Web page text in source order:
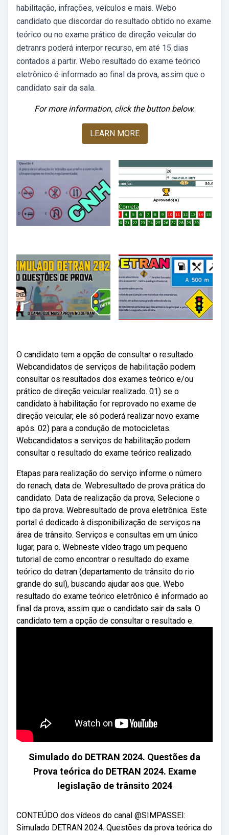
habilitação, infrações, veículos e mais. Webo
candidato que discordar do resultado obtido no exame
teórico ou no exame prático de direção veicular do
detranrs poderá interpor recurso, em até 15 dias
contados a partir. Webo resultado do exame teórico
eletrônico é informado ao final da prova, assim que o
candidato sair da sala.
For more information, click the button below.
LEARN MORE
O candidato tem a opção de consultar o resultado.
Webcandidatos de serviços de habilitação podem
consultar os resultados dos exames teórico e/ou
prático de direção veicular realizado. 01) se o
candidato à habilitação for reprovado no exame de
direção veicular, ele só poderá realizar novo exame
após. 02) para a condução de motocicletas.
Webcandidatos a serviços de habilitação podem
consultar o resultado do exame teórico realizado.
Etapas para realização do serviço informe o número
do renach, data de. Webresultado de prova prática do
candidato. Data de realização da prova. Selecione o
tipo da prova. Webresultado de prova eletrônica. Este
portal é dedicado à disponibilização de serviços na
área de trânsito. Serviços e consultas em um único
lugar, para o. Webneste vídeo trago um pequeno
tutorial de como encontrar o resultado do exame
teórico do detran (departamento de trânsito do rio
grande do sul), buscando ajudar aos que. Webo
resultado do exame teórico eletrônico é informado ao
final da prova, assim que o candidato sair da sala. O
candidato tem a opção de consultar o resultado e.
Simulado do DETRAN 2024. Questões da
Prova teórica do DETRAN 2024. Exame
legislação de trânsito 2024
CONTEÚDO dos vídeos do canal @SIMPASSEI:
Simulado DETRAN 2024. Questões da prova teórica do